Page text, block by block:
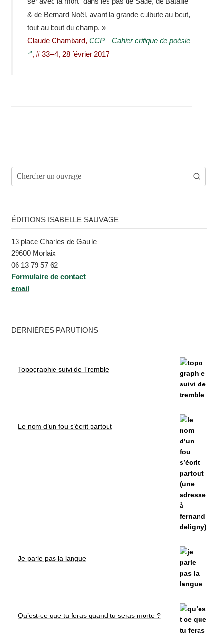
& de Bernard Noël, avant la grande culbute au bout,
tout au bout du champ. »
Claude Cham­bard,CCP – Cahier critique de poésie
, # 33 – 4, 28 février 2017
ÉDITIONS ISABELLE SAUVAGE
13 place Charles de Gaulle
29600 Morlaix
06 13 79 57 62
Formu­laire de contact
email
DERNIÈRES PARUTIONS
Topographie suivi de Tremble
Le nom d’un fou s’écrit partout
Je parle pas la langue
Qu’est-ce que tu feras quand tu seras morte ?